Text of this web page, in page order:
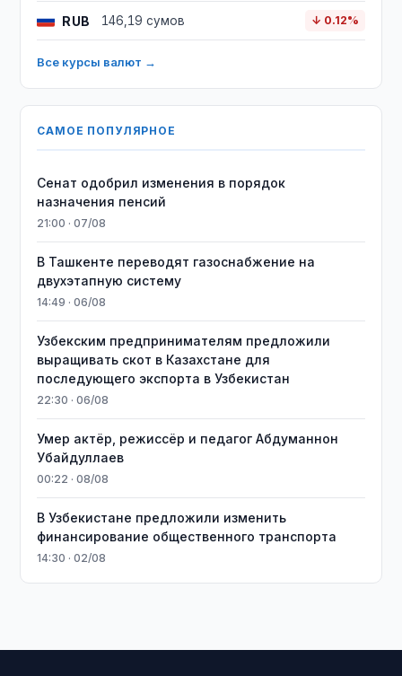
RUB 146,19 сумов ↓ 0.12%
Все курсы валют →
САМОЕ ПОПУЛЯРНОЕ
Сенат одобрил изменения в порядок
назначения пенсий
21:00 · 07/08
В Ташкенте переводят газоснабжение на
двухэтапную систему
14:49 · 06/08
Узбекским предпринимателям предложили
выращивать скот в Казахстане для
последующего экспорта в Узбекистан
22:30 · 06/08
Умер актёр, режиссёр и педагог Абдуманнон
Убайдуллаев
00:22 · 08/08
В Узбекистане предложили изменить
финансирование общественного транспорта
14:30 · 02/08